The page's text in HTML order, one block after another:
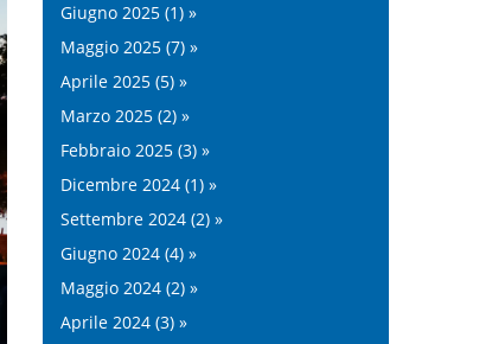
Giugno 2025 (1) »
Maggio 2025 (7) »
Aprile 2025 (5) »
Marzo 2025 (2) »
Febbraio 2025 (3) »
Dicembre 2024 (1) »
Settembre 2024 (2) »
Giugno 2024 (4) »
Maggio 2024 (2) »
Aprile 2024 (3) »